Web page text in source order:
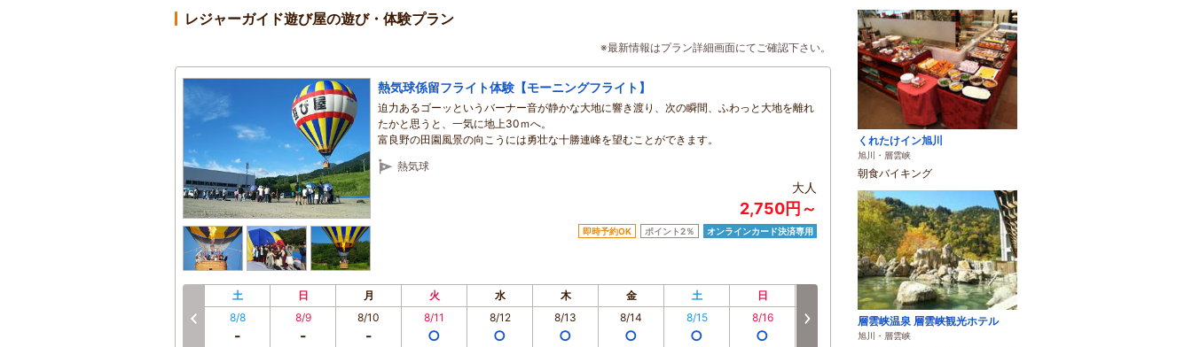
レジャーガイド遊び屋の遊び・体験プラン
※最新情報はプラン詳細画面にてご確認下さい。
熱気球係留フライト体験【モーニングフライト】
迫力あるゴーッというバーナー音が静かな大地に響き渡り、次の瞬間、ふわっと大地を離れ
たかと思うと、一気に地上30ｍへ。
富良野の田園風景の向こうには勇壮な十勝連峰を望むことができます。
熱気球
大人
2,750円～
即時予約OK ポイント2％ オンラインカード決済専用
土 日 月 火 水 木 金 土 日 火 水
8/8
-
8/9
-
8/10
-
8/11
○
8/12
○
8/13
○
8/14
○
8/15
○
8/16
○
8/18
○
8/19
くれたけイン旭川
旭川・層雲峡
朝食バイキング
層雲峡温泉 層雲峡観光ホテル
旭川・層雲峡